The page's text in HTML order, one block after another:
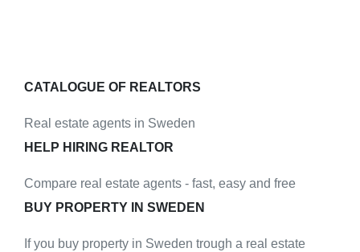
CATALOGUE OF REALTORS
Real estate agents in Sweden
HELP HIRING REALTOR
Compare real estate agents - fast, easy and free
BUY PROPERTY IN SWEDEN
If you buy property in Sweden trough a real estate